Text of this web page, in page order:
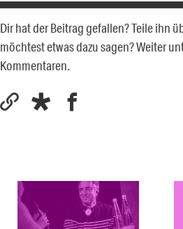
Dir hat der Beitrag gefallen? Teile ihn
möchtest etwas dazu sagen? Weiter
Kommentaren.